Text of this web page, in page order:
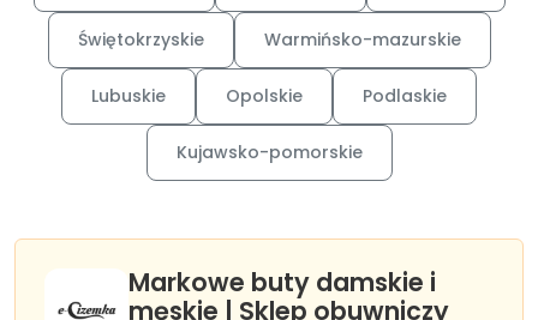
Świętokrzyskie Warmińsko-mazurskie
Lubuskie Opolskie Podlaskie
Kujawsko-pomorskie
Markowe buty damskie i
męskie | Sklep obuwniczy